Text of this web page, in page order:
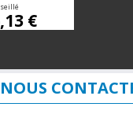
€
NOUS